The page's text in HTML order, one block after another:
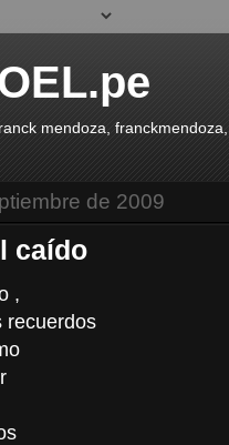
mendoza,
de 2009
caído
,
recuerdos